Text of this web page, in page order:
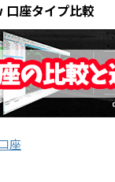
座タイプ比較
座